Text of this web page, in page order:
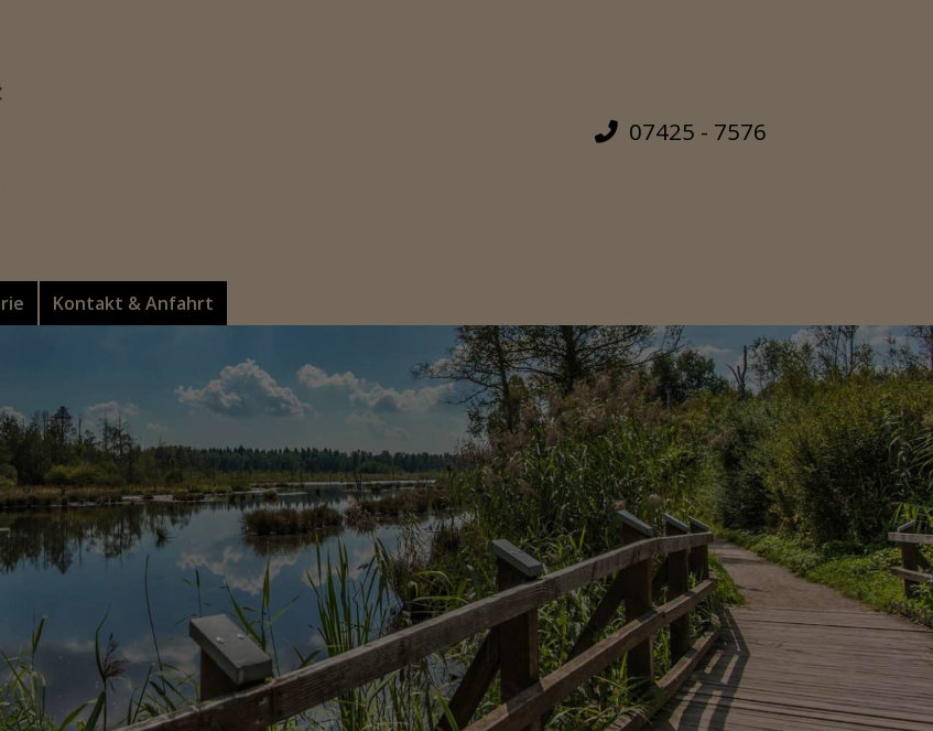
07425 - 7576
Kontakt & Anfahrt